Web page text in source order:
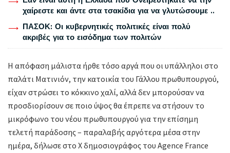
χαίρεστε και άντε στα τσακίδια για να γλυτώσουμε ..
ΠΑΣΟΚ: Οι κυβερνητικές πολιτικές είναι πολύ
ακριβές για το εισόδημα των πολιτών
Η απόφαση μάλιστα ήρθε τόσο αργά που οι υπάλληλοι στο
παλάτι Ματινιόν, την κατοικία του Γάλλου πρωθυπουργού,
είχαν στρώσει το κόκκινο χαλί, αλλά δεν μπορούσαν να
προσδιορίσουν σε ποιο ύψος θα έπρεπε να στήσουν το
μικρόφωνο του νέου πρωθυπουργού για την επίσημη
τελετή παράδοσης – παραλαβής αργότερα μέσα στην
ημέρα, δήλωσε στο X δημοσιογράφος του Agence France